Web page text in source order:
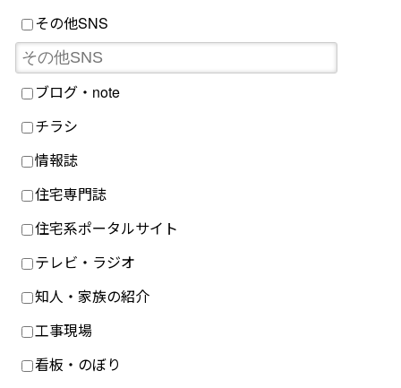
その他SNS
ブログ・note
チラシ
情報誌
住宅専門誌
住宅系ポータルサイト
テレビ・ラジオ
知人・家族の紹介
工事現場
看板・のぼり